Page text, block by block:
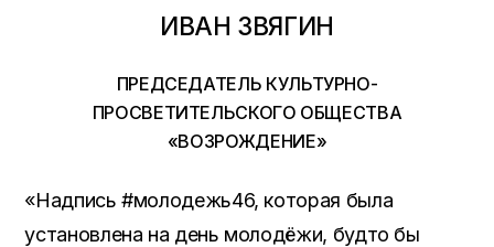
ИВАН ЗВЯГИН
ПРЕДСЕДАТЕЛЬ КУЛЬТУРНО-
ПРОСВЕТИТЕЛЬСКОГО ОБЩЕСТВА
«ВОЗРОЖДЕНИЕ»
«Надпись #молодежь46, которая была
установлена на день молодёжи, будто бы